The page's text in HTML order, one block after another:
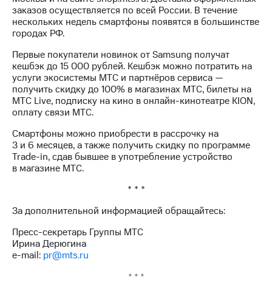
Финансовая
отчетность
Новости
в
регионе
и акционерам
Корпоративное
управление
Корпоративный
Информация
Документы
ПАО
"МТС"
заказов осуществляется по всей России. В течение
нескольких недель смартфоны появятся в большинстве
городах РФ.
Первые покупатели новинок от Samsung получат
кешбэк до 15 000 рублей. Кешбэк можно потратить на
услуги экосистемы МТС и партнёров сервиса —
получить скидку до 100% в магазинах МТС, билеты на
МТС Live, подписку на кино в онлайн-кинотеатре KION,
оплату связи МТС.
Смартфоны можно приобрести в рассрочку на
3 и 6 месяцев, а также получить скидку по программе
Trade-in,сдав бывшее в употребление устройство
в магазине МТС.
* * *
За дополнительной информацией обращайтесь:
Пресс-секретарь Группы МТС
Ирина Дерюгина
e-mail: pr@mts.ru
* * *